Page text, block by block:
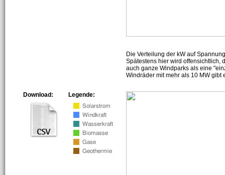
Die Verteilung der kW auf
Spätestens hier wird offensichtlich,
auch ganze Windparks als eine
Windräder mit mehr als 10 MW gibt
Legende:
Download: